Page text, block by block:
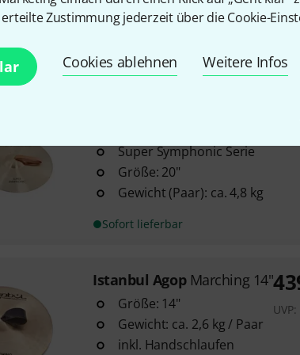
Zustimmung jederzeit über die Cookie-
Cookies ablehnen Weitere Infos
Gewicht (Paar): ca. 2,9 kg
Sofort lieferbar
Super
Super Symphonic Serie
Größe: 20"
Gewicht (Paar): ca. 4,8 kg
Sofort lieferbar
Istanbul Agop Marching 14"
Größe: 14"
Gewicht: ca. 2,6 kg / Paar
inkl. Handschlaufen
UVP: